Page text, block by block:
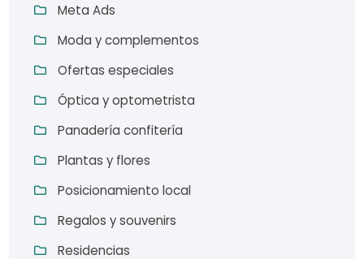
Meta Ads
Moda y complementos
Ofertas especiales
Óptica y optometrista
Panadería confitería
Plantas y flores
Posicionamiento local
Regalos y souvenirs
Residencias